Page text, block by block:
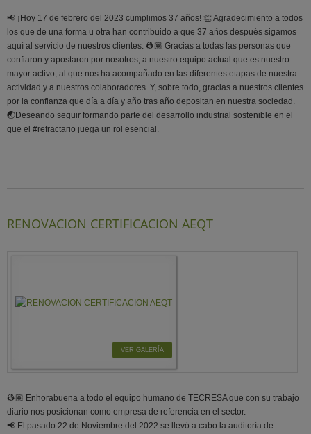
📢 ¡Hoy 17 de febrero del 2023 cumplimos 37 años! 👏 Agradecimiento a todos
los que de una forma u otra han contribuido a que 37 años después sigamos
aquí al servicio de nuestros clientes. 👷🏽 Gracias a todas las personas que
confiaron y apostaron por nosotros; a nuestro equipo actual que es nuestro
mayor activo; al que nos ha acompañado en las diferentes etapas de nuestra
actividad y a nuestros colaboradores. Y, sobre todo, gracias a nuestros clientes
por la confianza que día a día y año tras año depositan en nuestra sociedad.
🌏Deseando seguir formando parte del desarrollo industrial sostenible en el
que el #refractario juega un rol esencial.
RENOVACION CERTIFICACION AEQT
VER GALERÍA
👷🏽 Enhorabuena a todo el equipo humano de TECRESA que con su trabajo
diario nos posicionan como empresa de referencia en el sector.
📢 El pasado 22 de Noviembre del 2022 se llevó a cabo la auditoría de